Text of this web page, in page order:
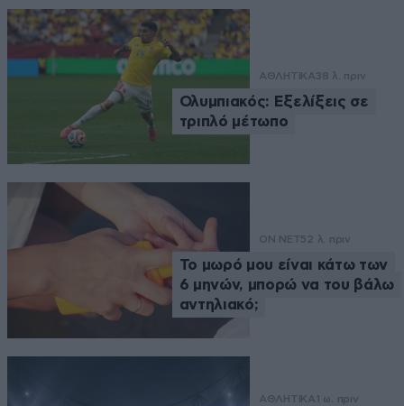
ΑΘΛΗΤΙΚΑ38 λ. πριν
Ολυμπιακός: Εξελίξεις σε
τριπλό μέτωπο
ON NET52 λ. πριν
Το μωρό μου είναι κάτω των
6 μηνών, μπορώ να του βάλω
αντηλιακό;
ΑΘΛΗΤΙΚΑ 1 ω. πριν